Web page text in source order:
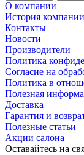
О компании
История компании
Контакты
Новости
Производители
Политика
Согласие на
Политика в
Полезная
Доставка
Гарантия и
Полезные статьи
Акции салона
Оставайтесь на